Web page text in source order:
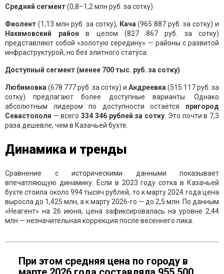
Средний сегмент(0,8–1,2 млн руб. за сотку)
Фиолент (1,13 млн руб. за сотку), Кача (965 887 руб. за сотку) и
Нахимовский район в целом (827 867 руб. за сотку)
представляют собой «золотую середину» — районы с развитой
инфраструктурой, но без элитного статуса.
Доступный сегмент (менее 700 тыс. руб. за сотку)
Любимовка (678 777 руб. за сотку) и Андреевка (515 117 руб. за
сотку) предлагают более доступные варианты. Однако
абсолютным лидером по доступности остаётся пригород
Севастополя — всего334 346 рублей за сотку . Это почти в 7,3
раза дешевле, чем в Казачьей бухте.
Динамика и тренды
Сравнение с историческими данными показывает
впечатляющую динамику. Если в 2023 году сотка в Казачьей
бухте стоила около 994 тысяч рублей, то к марту 2024 года цена
выросла до 1,425 млн, а к марту 2026-го — до 2,5 млн. По данным
«Неагент» на 26 июня, цена зафиксировалась на уровне 2,44
млн — незначительная коррекция после весеннего пика.
При этом средняя цена по городу в